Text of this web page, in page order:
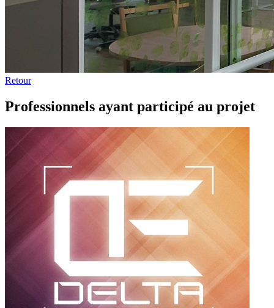
Retour
Professionnels ayant participé au projet